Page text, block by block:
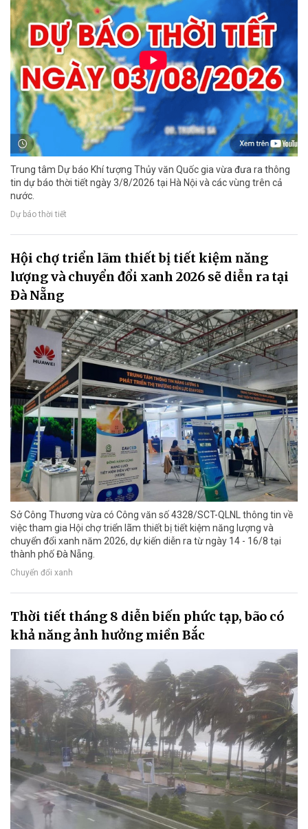
Trung tâm Dự báo Khí tượng Thủy văn Quốc gia vừa đưa ra thông
tin dự báo thời tiết ngày 3/8/2026 tại Hà Nội và các vùng trên cả
nước.
Dự báo thời tiết
Hội chợ triển lãm thiết bị tiết kiệm năng
lượng và chuyển đổi xanh 2026 sẽ diễn ra tại
Đà Nẵng
Sở Công Thương vừa có Công văn số 4328/SCT-QLNL thông tin về
việc tham gia Hội chợ triển lãm thiết bị tiết kiệm năng lượng và
chuyển đổi xanh năm 2026, dự kiến diễn ra từ ngày 14 - 16/8 tại
thành phố Đà Nẵng.
Chuyển đổi xanh
Thời tiết tháng 8 diễn biến phức tạp, bão có
khả năng ảnh hưởng miền Bắc